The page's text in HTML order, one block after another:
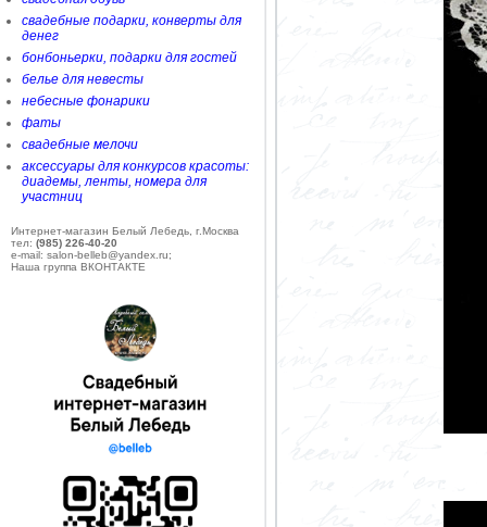
свадебные подарки, конверты для
денег
бонбоньерки, подарки для гостей
белье для невесты
небесные фонарики
фаты
свадебные мелочи
аксессуары для конкурсов красоты:
диадемы, ленты, номера для
участниц
Интернет-магазин Белый Лебедь, г.Москва
тел: (985) 226-40-20
e-mail: salon-belleb@yandex.ru;
Наша группа ВКОНТАКТЕ